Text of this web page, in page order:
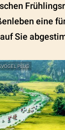
eine
Sie
PLUS